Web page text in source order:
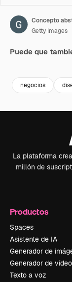
Getty Images
Puede que
negocios
La plataforma
millón de
Productos
Spaces
Asistente de IA
Generador de
Generador de
Texto a voz